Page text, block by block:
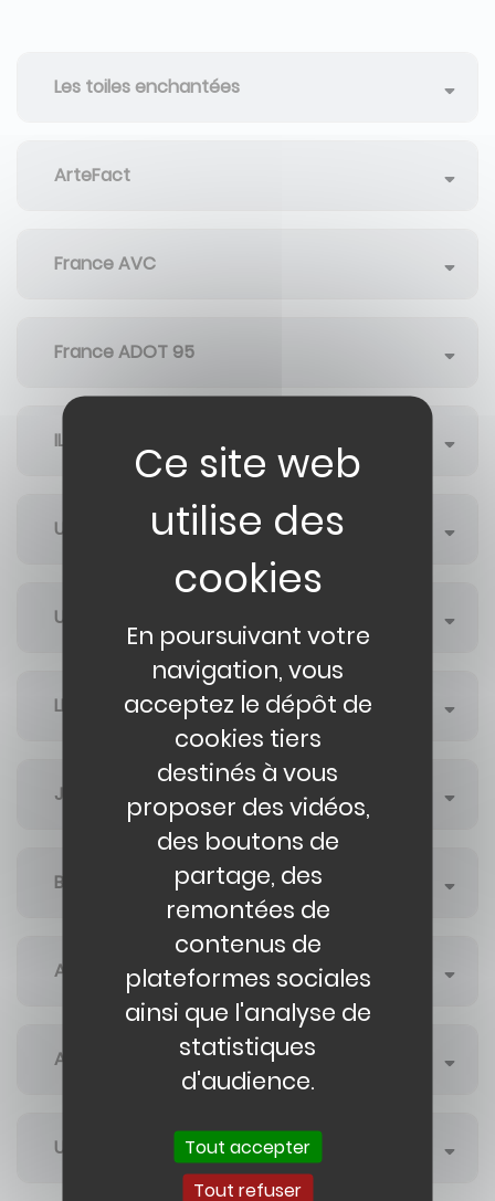
Les toiles enchantées
ArteFact
France AVC
France ADOT 95
ILCO 95
UDAF 95
UDAPEI 95
LIONS ALZHEIMER
JALMALV
BAOBAB
AFD
AVELYNE DE SAINT CYR
UNAFAM
En poursuivant votre
navigation, vous
acceptez le dépôt de
cookies tiers
destinés à vous
proposer des vidéos,
des boutons de
partage, des
remontées de
contenus de
plateformes sociales
ainsi que l'analyse de
statistiques
d'audience.
Tout accepter
Tout refuser